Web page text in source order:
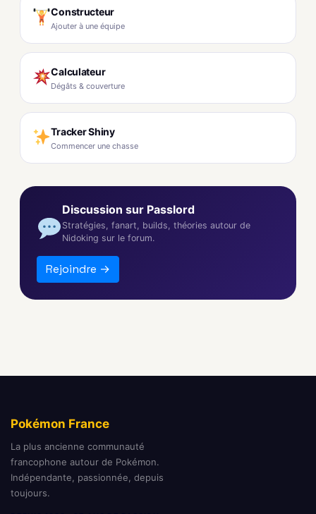
Constructeur
Ajouter à une équipe
Calculateur
Dégâts & couverture
Tracker Shiny
Commencer une chasse
Discussion sur Passlord
Stratégies, fanart, builds, théories autour de
Nidoking sur le forum.
Rejoindre →
Pokémon France
La plus ancienne communauté
francophone autour de Pokémon.
Indépendante, passionnée, depuis
toujours.